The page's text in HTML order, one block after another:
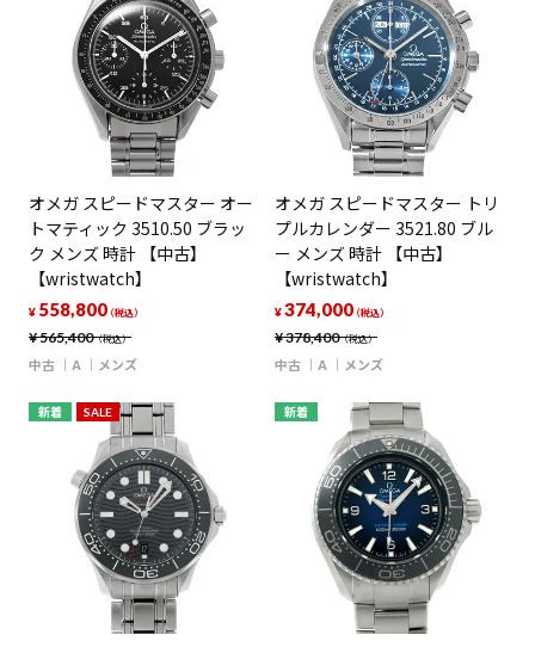
オメガ スピードマスター オー
トマティック 3510.50 ブラッ
ク メンズ 時計 【中古】
【wristwatch】
¥565,400（税込）
¥ 558,800（税込）
中古 A メンズ
オメガ スピードマスター トリ
プルカレンダー 3521.80 ブル
ー メンズ 時計 【中古】
【wristwatch】
¥378,400（税込）
¥374,000（税込）
中古 A メンズ
新着 SALE 新着